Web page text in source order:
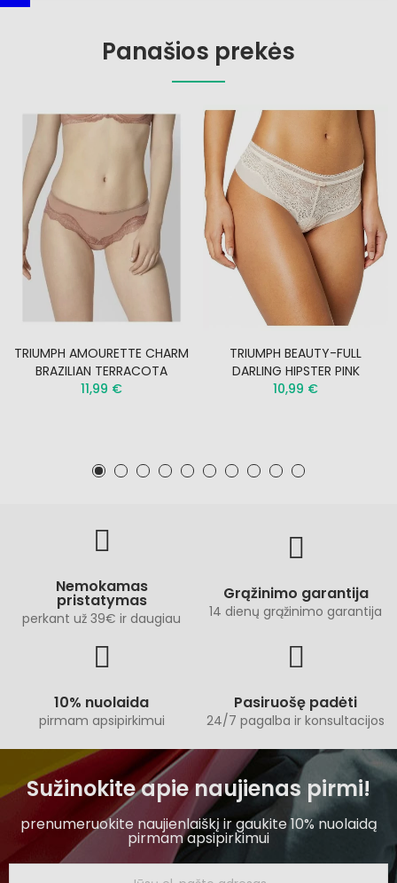
Panašios prekės
TRIUMPH AMOURETTE CHARM
BRAZILIAN TERRACOTA
11,99 €
TRIUMPH BEAUTY-FULL
DARLING HIPSTER PINK
10,99 €
Nemokamas
pristatymas
perkant už 39€ ir daugiau
Grąžinimo garantija
14 dienų grąžinimo garantija
10% nuolaida
pirmam apsipirkimui
Pasiruošę padėti
24/7 pagalba ir konsultacijos
Sužinokite apie naujienas pirmi!
prenumeruokite naujienlaiškį ir gaukite 10% nuolaidą
pirmam apsipirkimui